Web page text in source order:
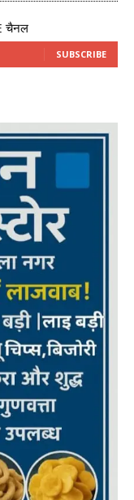
चैनल
SUBSCRIBE